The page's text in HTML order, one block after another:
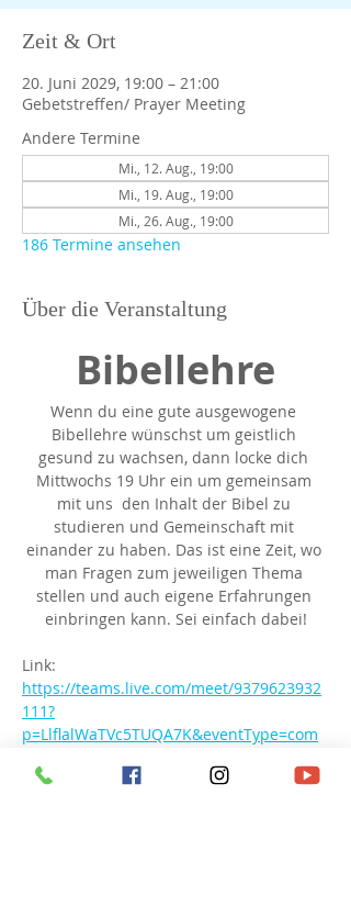
Zeit & Ort
20. Juni 2029, 19:00 – 21:00
Gebetstreffen/ Prayer Meeting
Andere Termine
Mi., 12. Aug., 19:00
Mi., 19. Aug., 19:00
Mi., 26. Aug., 19:00
186 Termine ansehen
Über die Veranstaltung
Bibellehre
Wenn du eine gute ausgewogene
Bibellehre wünschst um geistlich
gesund zu wachsen, dann locke dich
Mittwochs 19 Uhr ein um gemeinsam
mit uns  den Inhalt der Bibel zu
studieren und Gemeinschaft mit
einander zu haben. Das ist eine Zeit, wo
man Fragen zum jeweiligen Thema
stellen und auch eigene Erfahrungen
einbringen kann. Sei einfach dabei!
Link:
https://teams.live.com/meet/9379623932
111?
p=LlflalWaTVc5TUQA7K&eventType=com